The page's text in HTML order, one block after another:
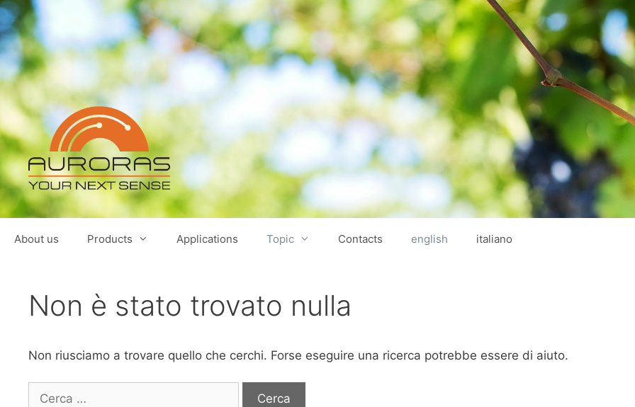
Vai
al
contenuto
About us Products Applications Topic Contacts english italiano
Non è stato trovato nulla
Non riusciamo a trovare quello che cerchi. Forse eseguire una ricerca potrebbe essere di aiuto.
Ricerca